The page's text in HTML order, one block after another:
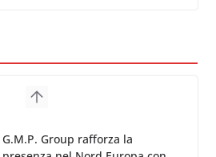
TPMS Alcar Sensor – Sistemi di